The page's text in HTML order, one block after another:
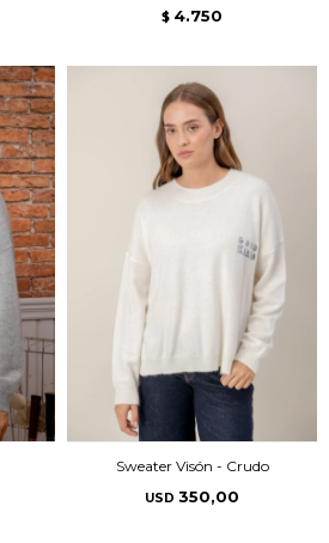
$ 4.750
Sweater Visón - Crudo
USD 350,00